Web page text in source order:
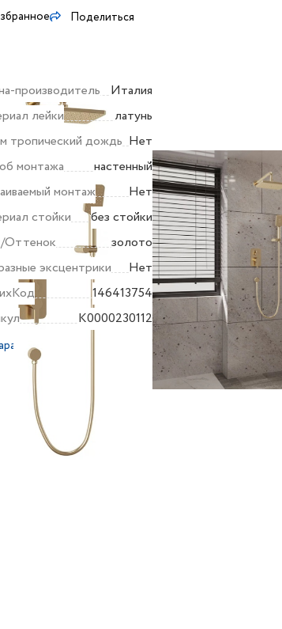
Поделиться
производитель
Италия
лейки
латунь
тропический дождь Нет
монтажа
настенный
монтаж
Нет
стойки
без стойки
Оттенок
золото
эксцентрики
Нет
146413754
K0000230112